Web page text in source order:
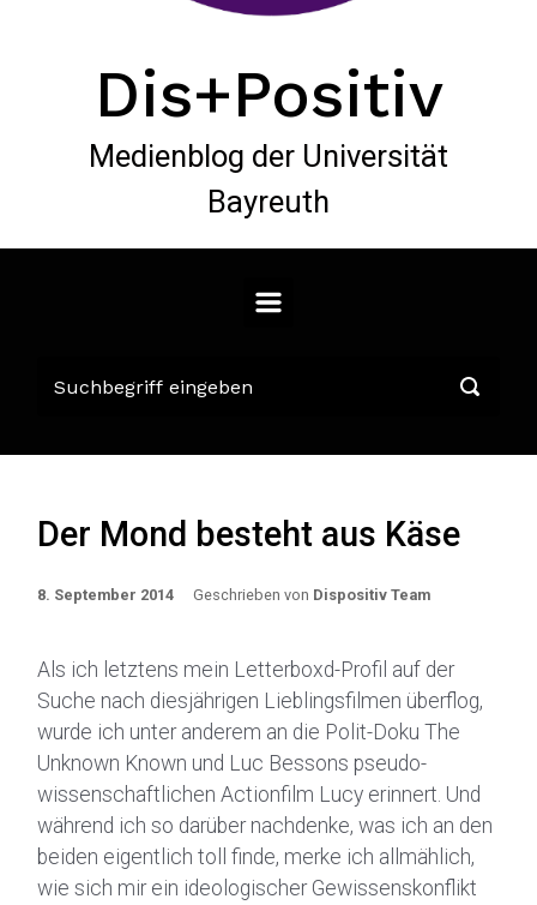
Dis+Positiv
Medienblog der Universität
Bayreuth
Der Mond besteht aus Käse
8. September 2014 Geschrieben von Dispositiv Team
Als ich letztens mein Letterboxd-Profil auf der
Suche nach diesjährigen Lieblingsfilmen überflog,
wurde ich unter anderem an die Polit-Doku The
Unknown Known und Luc Bessons pseudo-
wissenschaftlichen Actionfilm Lucy erinnert. Und
während ich so darüber nachdenke, was ich an den
beiden eigentlich toll finde, merke ich allmählich,
wie sich mir ein ideologischer Gewissenskonflikt